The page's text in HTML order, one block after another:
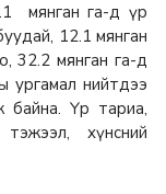
мянган га-д үр
12.1 мянган
32.2 мянган га-д
ургамал нийтдээ
байна. Үр тариа,
хүнсний